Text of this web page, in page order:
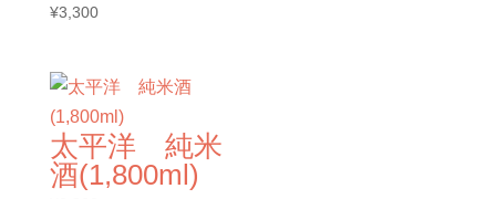
¥3,300
太平洋 純米
酒(1,800ml)